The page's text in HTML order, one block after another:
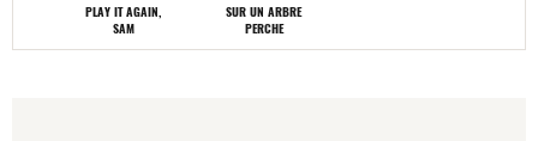
PLAY IT AGAIN,
SAM
SUR UN ARBRE
PERCHE